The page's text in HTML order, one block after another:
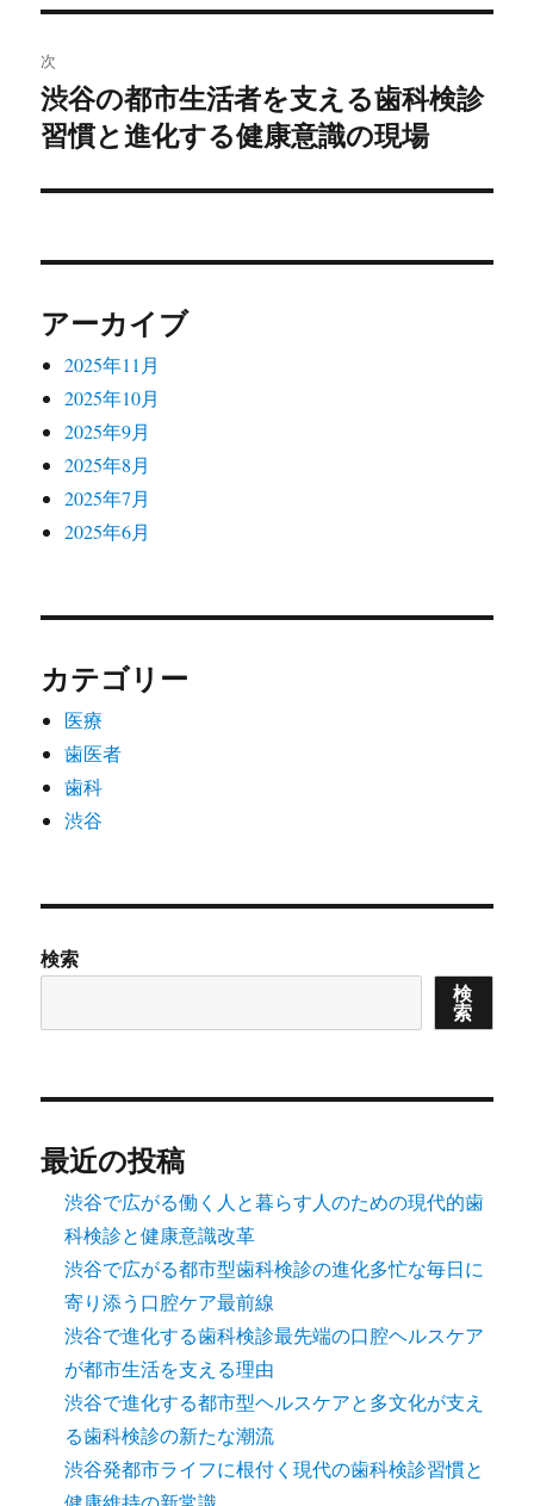
ビ
ゲ
ー
シ
ン
稿:
次
次
の
稿:
渋谷の都市生活者を支える歯科検診
習慣と進化する健康意識の現場
アーカイブ
2025年11月
2025年10月
2025年9月
2025年8月
2025年7月
2025年6月
カテゴリー
医療
歯医者
歯科
渋谷
検索
検
索
最近の投稿
渋谷で広がる働く人と暮らす人のための現代的歯
科検診と健康意識改革
渋谷で広がる都市型歯科検診の進化多忙な毎日に
寄り添う口腔ケア最前線
渋谷で進化する歯科検診最先端の口腔ヘルスケア
が都市生活を支える理由
渋谷で進化する都市型ヘルスケアと多文化が支え
る歯科検診の新たな潮流
渋谷発都市ライフに根付く現代の歯科検診習慣と